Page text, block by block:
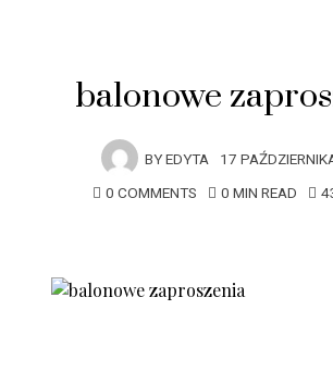
balonowe
BYEDYTA 17
0 COMMENTS
0 MIN READ